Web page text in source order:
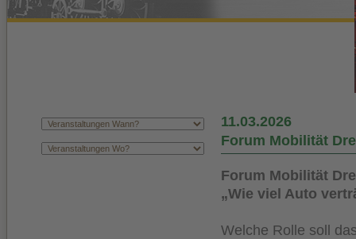
11.03.2026
Forum Mobilität
Forum Mobilität
„Wie viel Auto
Welche Rolle soll